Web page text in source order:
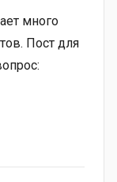
много
Пост для